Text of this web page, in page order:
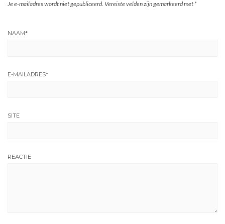
Je e-mailadres wordt niet gepubliceerd. Vereiste velden zijn gemarkeerd met *
NAAM*
E-MAILADRES*
SITE
REACTIE